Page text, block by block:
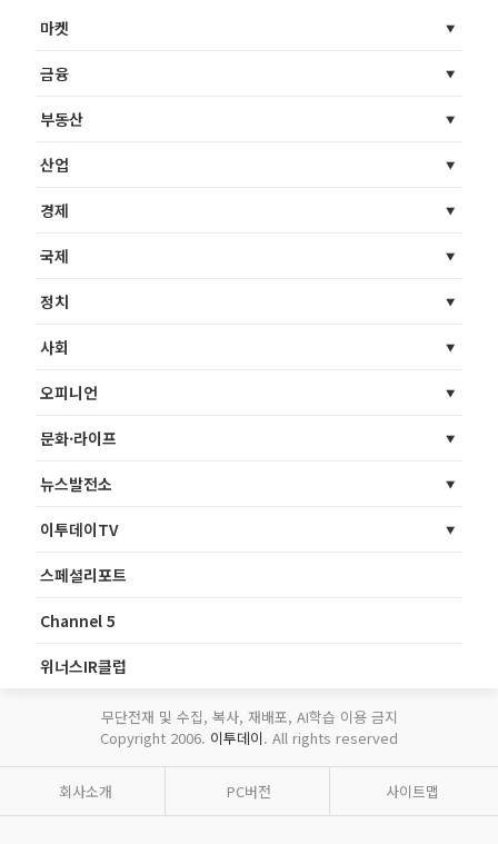
마켓
금융
부동산
산업
경제
국제
정치
사회
오피니언
문화·라이프
뉴스발전소
이투데이TV
스페셜리포트
Channel 5
위너스IR클럽
무단전재 및 수집, 복사, 재배포, AI학습 이용 금지
Copyright 2006. 이투데이. All rights reserved
회사소개 PC버전 사이트맵